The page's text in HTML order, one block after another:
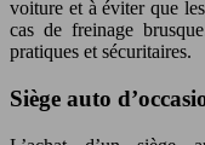
voiture et à éviter que
cas de freinage
pratiques et sécuritaires.
Siège auto